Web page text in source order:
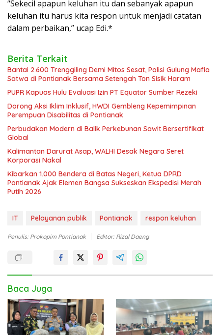
“Sekecil apapun keluhan itu dan sebanyak apapun
keluhan itu harus kita respon untuk menjadi catatan
dalam perbaikan,” ucap Edi.*
Berita Terkait
Bantai 2.600 Trenggiling Demi Mitos Sesat, Polisi Gulung Mafia
Satwa di Pontianak Bersama Setengah Ton Sisik Haram
PUPR Kapuas Hulu Evaluasi Izin PT Equator Sumber Rezeki
Dorong Aksi Iklim Inklusif, HWDI Gembleng Kepemimpinan
Perempuan Disabilitas di Pontianak
Perbudakan Modern di Balik Perkebunan Sawit Bersertifikat
Global
Kalimantan Darurat Asap, WALHI Desak Negara Seret
Korporasi Nakal
Kibarkan 1.000 Bendera di Batas Negeri, Ketua DPRD
Pontianak Ajak Elemen Bangsa Sukseskan Ekspedisi Merah
Putih 2026
IT Pelayanan publik Pontianak respon keluhan
Penulis: Prokopim Pontianak Editor: Rizal Daeng
Baca Juga